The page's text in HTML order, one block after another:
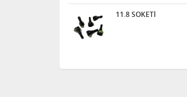
11.8 SOKETİ